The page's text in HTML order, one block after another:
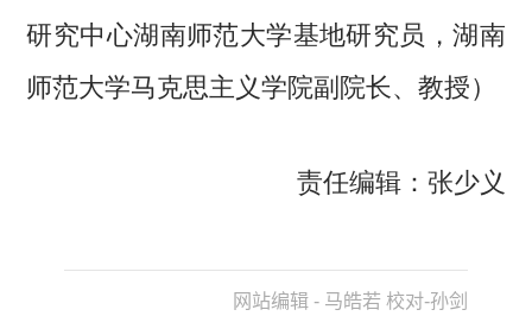
研究中心湖南师范大学基地研究员，湖南
师范大学马克思主义学院副院长、教授）
责任编辑：张少义
网站编辑 - 马皓若 校对-孙剑